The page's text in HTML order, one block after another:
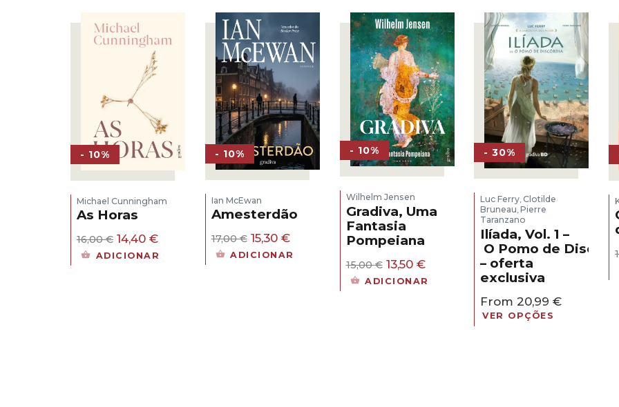
- 10%
Michael Cunningham
As Horas
16,00€ O
preço
14,40 €O
preço
ADICIONAR
- 10%
Ian McEwan
Amesterdão
17,00€ O
preço
15,30 €O
preço
ADICIONAR
- 10%
Wilhelm Jensen
Gradiva, Uma
Fantasia
Pompeiana
15,00€ O
preço
13,50 €O
preço
ADICIONAR
- 30%
Luc Ferry,Clotilde
Bruneau,Pierre
Taranzano
Ilíada, Vol. 1 –
O Pomo de
– oferta
exclusiva
From20,99€
VER OPÇÕES